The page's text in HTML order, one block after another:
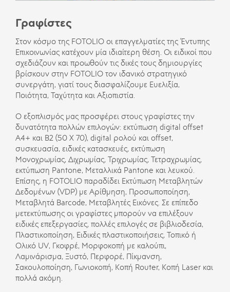
Γραφίστες
Στον κόσμο της FOTOLIO οι επαγγελματίες της Έντυπης
Επικοινωνίας κατέχουν μία ιδιαίτερη θέση. Οι ειδικοί που
σχεδιάζουν και προωθούν τις δικές τους δημιουργίες
βρίσκουν στην FOTOLIO τον ιδανικό στρατηγικό
συνεργάτη, γιατί τους διασφαλίζουμε Ευελιξία,
Ποιότητα, Ταχύτητα και Αξιοπιστία.
Ο εξοπλισμός μας προσφέρει στους γραφίστες την
δυνατότητα πολλών επιλογών: εκτύπωση digital offset
A4+ και Β2 (50 Χ 70), digital ρολού και offset,
συσκευασία, ειδικές κατασκευές, εκτύπωση
Μονοχρωµίας, Διχρωµίας, Τριχρωµίας, Τετραχρωµίας,
εκτύπωση Pantone, Μεταλλικά Pantone και λευκού.
Επίσης, η FOTOLIO παραδίδει Εκτύπωση Μεταβλητών
Δεδοµένων (VDP) με Αρίθµηση, Προσωποποίηση,
Μεταβλητά Barcode, Μεταβλητές Εικόνες. Σε επίπεδο
μετεκτύπωσης οι γραφίστες μπορούν να επιλέξουν
ειδικές επεξεργασίες, πολλές επιλογές σε βιβλιοδεσία,
Πλαστικοποίηση, Ειδικές πλαστικοποιήσεις, Τοπικό ή
Ολικό UV, Γκοφρέ, Μορφοκοπή µε καλούπι,
Λαµινάρισµα, Ξυστό, Περφορέ, Πίκµανση,
Σακουλοποίηση, Γωνιοκοπή, Κοπή Router, Κοπή Laser και
πολλά ακόμη.